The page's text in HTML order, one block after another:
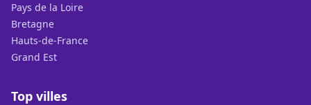
Pays de la Loire
Bretagne
Hauts-de-France
Grand Est
Top villes